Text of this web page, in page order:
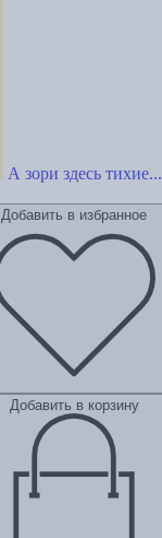
А зори здесь тихие...
Добавить в избранное
Добавить в корзину